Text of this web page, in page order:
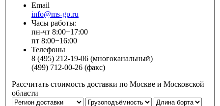
Email
info@ms-gp.ru
Часы работы:
пн-чт 8:00−17:00
пт 8:00−16:00
Телефоны
8 (495) 212-19-06 (многоканальный)
(499) 712-00-26 (факс)
Рассчитать стоимость доставки по Москве и Московской
области